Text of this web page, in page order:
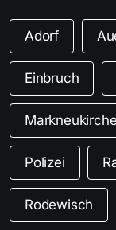
Adorf
Einbruch
Polizei
Rodewisch